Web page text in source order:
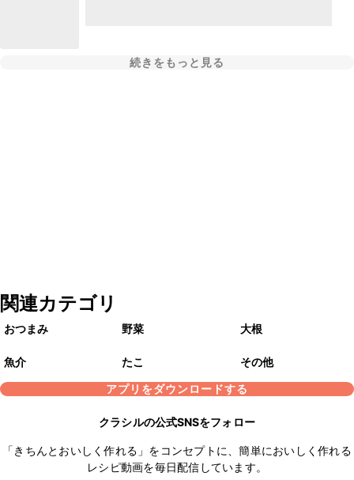
続きをもっと見る
関連カテゴリ
おつまみ 野菜 大根
魚介 たこ
その他
アプリをダウンロードする
クラシルの公式SNSをフォロー
「きちんとおいしく作れる」をコンセプトに、簡単においしく作れる
レシピ動画を毎日配信しています。